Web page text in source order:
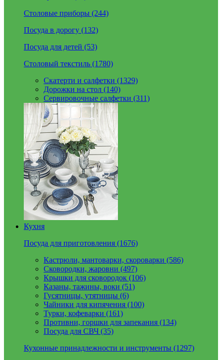
Столовые приборы (244)
Посуда в дорогу (132)
Посуда для детей (53)
Столовый текстиль (1780)
Скатерти и салфетки (1329)
Дорожки на стол (140)
Сервировочные салфетки (311)
Кухня
Посуда для приготовления (1676)
Кастрюли, мантоварки, скороварки (586)
Сковородки, жаровни (497)
Крышки для сковородок (106)
Казаны, тажины, воки (51)
Гусятницы, утятницы (6)
Чайники для кипячения (100)
Турки, кофеварки (161)
Противни, горшки для запекания (134)
Посуда для СВЧ (35)
Кухонные принадлежности и инструменты (1297)